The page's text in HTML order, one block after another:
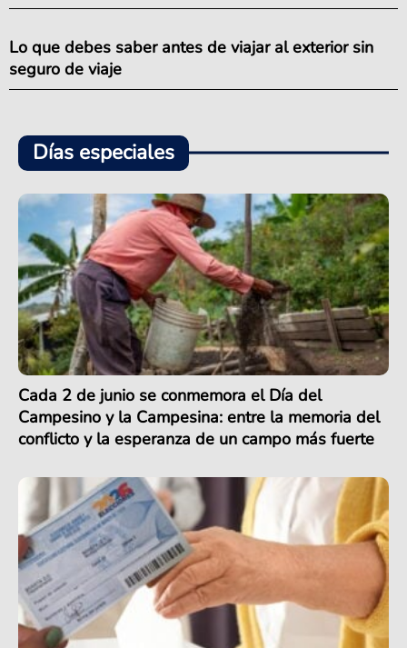
Lo que debes saber antes de viajar al exterior sin
seguro de viaje
Días especiales
Cada 2 de junio se conmemora el Día del
Campesino y la Campesina: entre la memoria del
conflicto y la esperanza de un campo más fuerte